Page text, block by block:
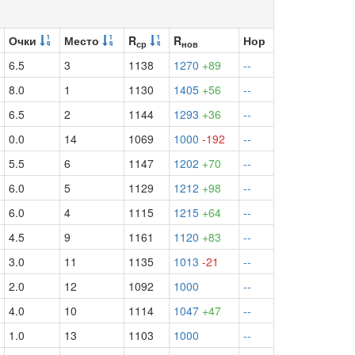
Очки Место Rср Rнов
Нор
6.5 3 1138 1270 +89
--
8.0 1 1130 1405 +56
--
6.5 2 1144 1293 +36
--
0.0 14 1069 1000 -192
--
5.5 6 1147 1202 +70
--
6.0 5 1129 1212 +98
--
6.0 4 1115 1215 +64
--
4.5 9 1161 1120 +83
--
3.0 11 1135 1013 -21
--
2.0 12 1092 1000
--
4.0 10 1114 1047 +47
--
1.0 13 1103 1000
--